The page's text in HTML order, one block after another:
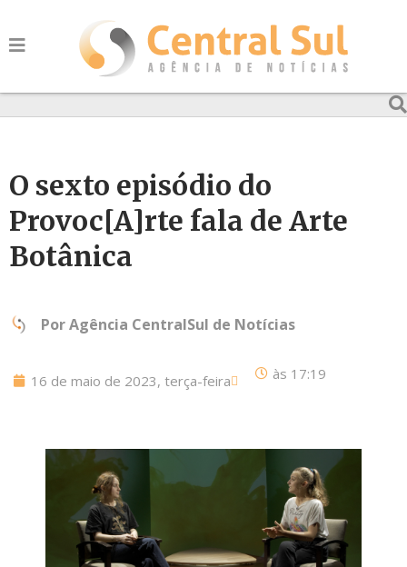
O sexto episódio do
Provoc[A]rte fala de Arte
Botânica
PorAgência CentralSul de Notícias
16 de maio de 2023, terça-feira às 17:19